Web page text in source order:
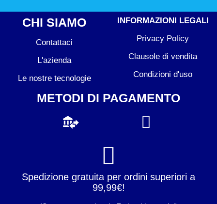
CHI SIAMO
Contattaci
L'azienda
Le nostre tecnologie
INFORMAZIONI LEGALI
Privacy Policy
Clausole di vendita
Condizioni d'uso
METODI DI PAGAMENTO
Spedizione gratuita per ordini superiori a
99,99€!